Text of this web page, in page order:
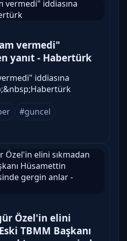
vermedi"
yanıt - Habertürk
iddiasına
#guncel
Özel'in elini
TBMM Başkanı